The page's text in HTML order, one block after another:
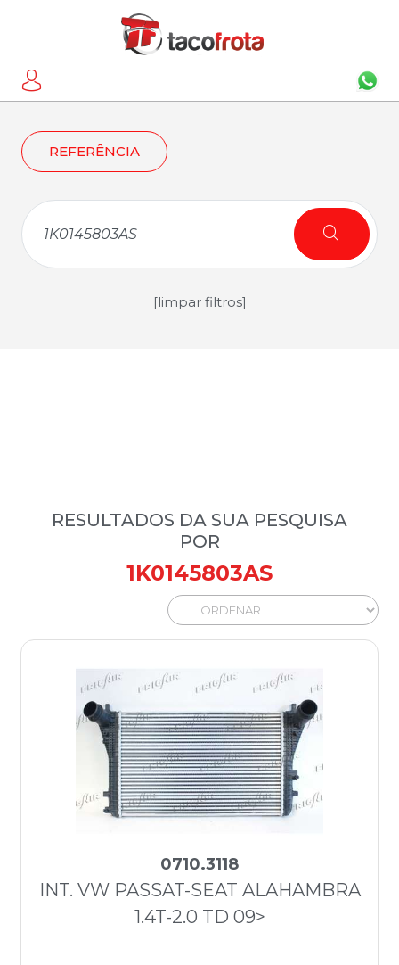
REFERÊNCIA
[limpar filtros]
RESULTADOS DA SUA PESQUISA
POR
1K0145803AS
0710.3118
INT. VW PASSAT-SEAT ALAHAMBRA
1.4T-2.0 TD 09>